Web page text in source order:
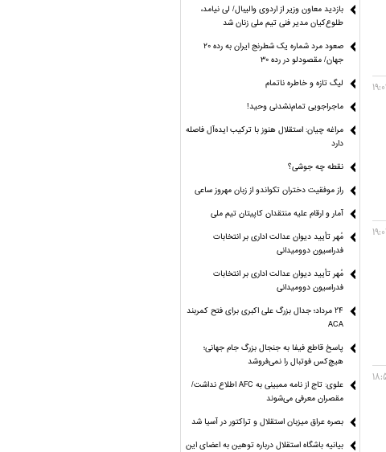
بازدید معاون وزیر از اردوی والیبال/ لی نیامد،
طلوع‌کیان مدیر فنی تیم ملی زنان شد
صعود مرد شماره یک شطرنج ایران به رده ۲۰
جهان/ مقصودلو در رده ۳۰
لیگ تازه و خاطره ناتمام
ماجراجویی تمام‌نشدنی وحید!
مراغه چیان: استقلال هنوز با ترکیب ایده‌آل فاصله
دارد
نقطه چه جوشی؟
راز موفقیت دختران تکواندو از زبان مهروز ساعی
آمار و ارقام علیه منتقدان کاپیتان تیم ملی
مُهر تأیید دیوان عدالت اداری بر انتخابات
فدراسیون دوومیدانی
مُهر تأیید دیوان عدالت اداری بر انتخابات
فدراسیون دوومیدانی
24 مرداد؛ جدال بزرگ علی‌ اکبری برای فتح کمربند
ACA
پاسخ قاطع فیفا به جنجال بزرگ جام جهانی؛
هیچ‌کس فوتبال را نمی‌فروشد
علوی: تاج از نامه ممبینی به AFC اطلاع نداشت/
مقصران معرفی می‌شوند
بصره عراق میزبان استقلال و تراکتور در آسیا شد
بیانیه باشگاه استقلال درباره توهین به اعضای این